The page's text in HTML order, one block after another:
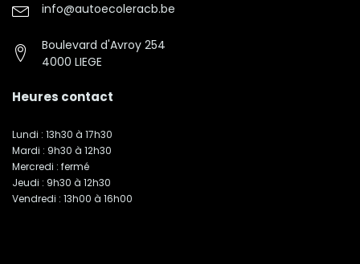
info@autoecoleracb.be
Boulevard d'Avroy 254
4000 LIEGE
Heures contact
Lundi : 13h30 à 17h30
Mardi : 9h30 à 12h30
Mercredi : fermé
Jeudi : 9h30 à 12h30
Vendredi : 13h00 à 16h00